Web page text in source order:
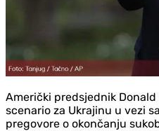
Američki predsjednik
scenario za Ukrajinu u vezi
pregovore o okončanju